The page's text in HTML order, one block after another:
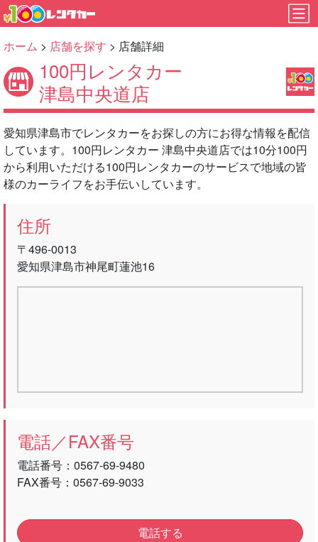
ホーム > 店舗を探す > 店舗詳細
100円レンタカー
津島中央道店
愛知県津島市でレンタカーをお探しの方にお得な情報を配信
しています。100円レンタカー 津島中央道店では10分100円
から利用いただける100円レンタカーのサービスで地域の皆
様のカーライフをお手伝いしています。
住所
〒496-0013
愛知県津島市神尾町蓮池16
電話／FAX番号
電話番号： 0567-69-9480
FAX番号：0567-69-9033
電話する